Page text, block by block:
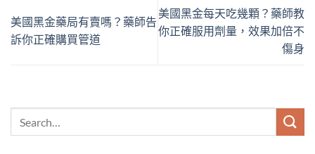
美國黑金藥局有賣嗎？藥師告
訴你正確購買管道
美國黑金每天吃幾顆？藥師教
你正確服用劑量，效果加倍不
傷身